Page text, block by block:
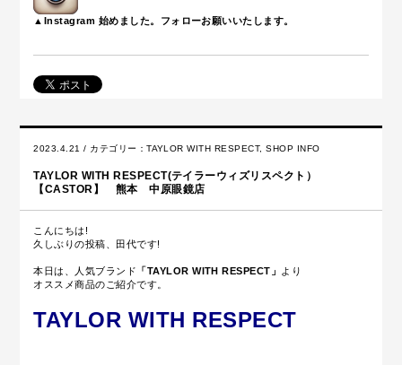
▲Instagram 始めました。フォローお願いいたします。
2023.4.21 / カテゴリー：TAYLOR WITH RESPECT,SHOP INFO
TAYLOR WITH RESPECT(テイラーウィズリスペクト）
【CASTOR】 熊本 中原眼鏡店
こんにちは!
久しぶりの投稿、田代です!
本日は、人気ブランド 「TAYLOR WITH RESPECT」
より
オススメ商品のご紹介です。
TAYLOR WITH RESPECT